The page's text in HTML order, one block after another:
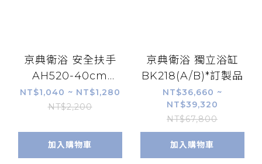
京典衛浴 安全扶手
AH520-40cm
/AH522-60cm
NT$1,040 ~ NT$1,280
NT$2,200
加入購物車
京典衛浴 獨立浴缸
BK218(A/B)*訂製品
NT$36,660 ~
NT$39,320
NT$67,800
加入購物車